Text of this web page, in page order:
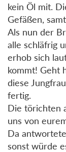
kein Öl mit.
Gefäßen,
Als nun der
alle schläfrig
erhob sich
kommt! Geht
diese
fertig.
Die törichten
uns von
Da
sonst würde